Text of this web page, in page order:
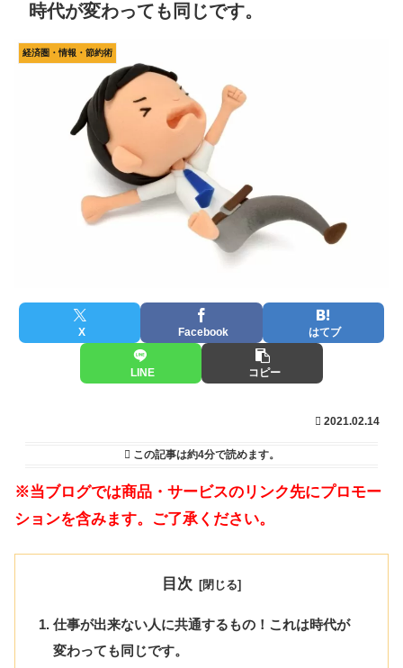
時代が変わっても同じです。
経済圏・情報・節約術
X Facebook はてブ
LINE コピー
2021.02.14
この記事は約4分で読めます。
※当ブログでは商品・サービスのリンク先にプロモー
ションを含みます。ご了承ください。
目次
仕事が出来ない人に共通するもの！これは時代が
変わっても同じです。